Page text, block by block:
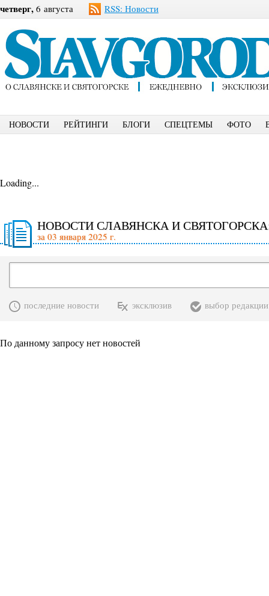
четверг, 6 августа RSS: Новости
НОВОСТИ РЕЙТИНГИ БЛОГИ СПЕЦТЕМЫ ФОТО
Loading...
НОВОСТИ СЛАВЯНСКА И
за 03 января 2025 г.
последние новости эксклюзив выбор редакции
По данному запросу нет новостей